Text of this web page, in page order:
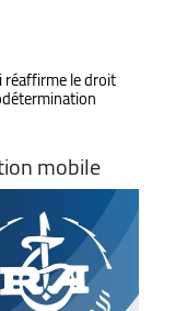
réaffirme le droit
mobile